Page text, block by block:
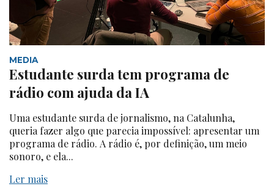
MEDIA
Estudante surda tem programa de
rádio com ajuda da IA
Uma estudante surda de jornalismo, na Catalunha,
queria fazer algo que parecia impossível: apresentar um
programa de rádio. A rádio é, por definição, um meio
sonoro, e ela...
Ler mais